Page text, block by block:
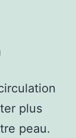
plus
peau.